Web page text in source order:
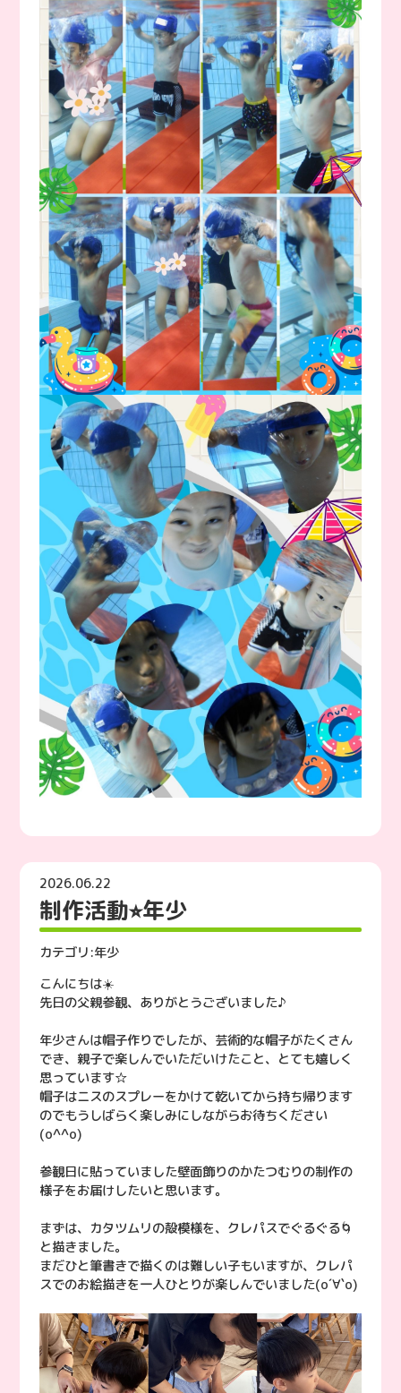
2026.06.22
制作活動⭐︎年少
カテゴリ:年少
こんにちは☀️
先日の父親参観、ありがとうございました♪
年少さんは帽子作りでしたが、芸術的な帽子がたくさん
でき、親子で楽しんでいただいけたこと、とても嬉しく
思っています☆
帽子はニスのスプレーをかけて乾いてから持ち帰ります
のでもうしばらく楽しみにしながらお待ちください
(o^^o)
参観日に貼っていました壁面飾りのかたつむりの制作の
様子をお届けしたいと思います。
まずは、カタツムリの殻模様を、クレパスでぐるぐる🌀
と描きました。
まだひと筆書きで描くのは難しい子もいますが、クレパ
スでのお絵描きを一人ひとりが楽しんでいました(о´∀`о)